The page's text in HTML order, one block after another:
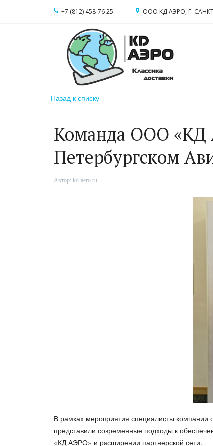
+7 (812) 458-76-25 ООО КД АЭРО, Г.
Назад к списку
Команда ООО «КД
Петербургском
Автор: kd-aero.ru
В рамках мероприятия специалисты компании
представили современные подходы к
«КД АЭРО» и расширении партнерской сети.